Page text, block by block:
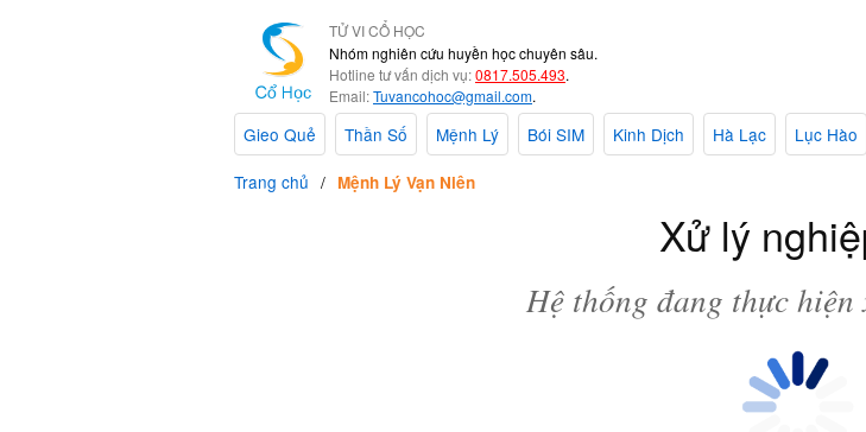
TỬ VI CỔ HỌC
Nhóm nghiên cứu huyền học chuyên sâu.
Hotline tư vấn dịch vụ:0817.505.493.
Email:Tuvancohoc@gmail.com.
Gieo Quẻ Thần Số Mệnh Lý Bói SIM Kinh Dịch Hà Lạc Lục Hào
Trang chủ
Mệnh Lý Vạn Niên
Xử lý
Hệ thống đang thực hiện